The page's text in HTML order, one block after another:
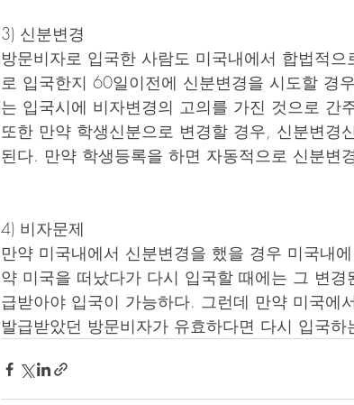
3) 신분변경
방문비자로 입국한 사람도 미국내에서 합법적
로 입국한지 60일이전에 신분변경을 시도할 경
는 입국시에 비자변경의 고의를 가진 것으로 간
또한 만약 학생신분으로 변경할 경우, 신분변경
된다. 만약 학생등록을 하면 자동적으로 신분변
4) 비자문제
만약 미국내에서 신분변경을 했을 경우 미국내
약 미국을 떠났다가 다시 입국할 때에는 그 변
급받아야 입국이 가능하다. 그런데 만약 미국에
발급받았던 방문비자가 유효하다면 다시 입국하